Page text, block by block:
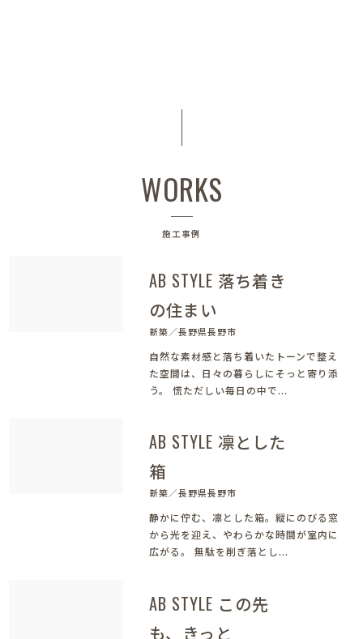
WORKS
施工事例
AB STYLE 落ち着き
の住まい
新築／長野県長野市
自然な素材感と落ち着いたトーンで整え
た空間は、日々の暮らしにそっと寄り添
う。 慌ただしい毎日の中で...
AB STYLE 凛とした
箱
新築／長野県長野市
静かに佇む、凛とした箱。縦にのびる窓
から光を迎え、やわらかな時間が室内に
広がる。 無駄を削ぎ落とし...
AB STYLE この先
も、きっと